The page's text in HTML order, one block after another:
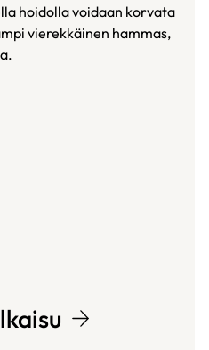
hoidolla voidaan korvata
vierekkäinen hammas,